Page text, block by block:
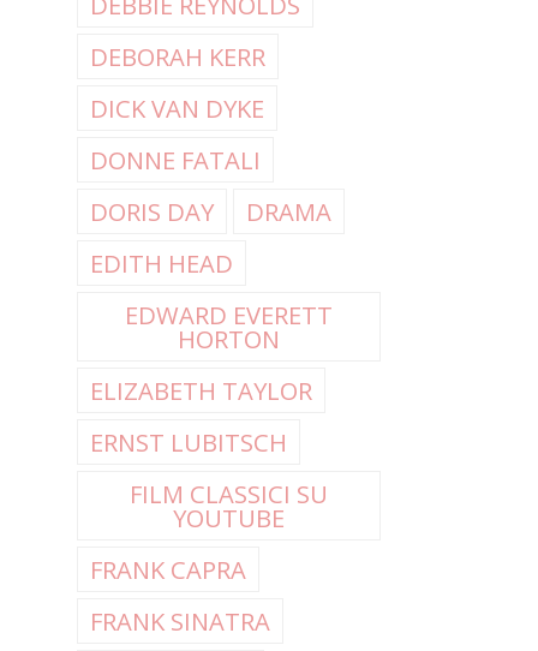
DEBORAH KERR
DICK VAN DYKE
DONNE FATALI
DORIS DAY
DRAMA
EDITH HEAD
EDWARD EVERETT
HORTON
ELIZABETH TAYLOR
ERNST LUBITSCH
FILM CLASSICI SU
YOUTUBE
FRANK CAPRA
FRANK SINATRA